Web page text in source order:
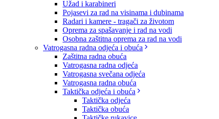
Užad i karabineri
Pojasevi za rad na visinama i dubinama
Radari i kamere - tragači za životom
Oprema za spašavanje i rad na vodi
Osobna zaštitna oprema za rad na vodi
Vatrogasna radna odjeća i obuća
Zaštitna radna obuća
Vatrogasna radna odjeća
Vatrogasna svečana odjeća
Vatrogasna radna obuća
Taktička odjeća i obuća
Taktička odjeća
Taktička obuća